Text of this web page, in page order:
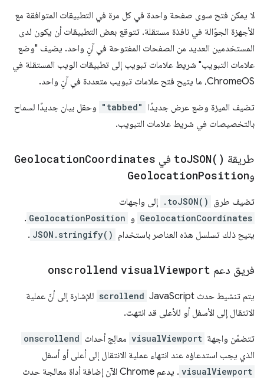
لا يمكن فتح سوى صفحة واحدة في كل مرة في التطبيقات المتوافقة مع
الأجهزة الجوّالة في نافذة مستقلة. تتوقع بعض التطبيقات أن يكون لدى
المستخدمين العديد من الصفحات المفتوحة في آنٍ واحد. يضيف "وضع
علامات التبويب" شريط علامات تبويب إلى تطبيقات الويب المستقلة في
ChromeOS، ما يتيح فتح علامات تبويب متعددة في آنٍ واحد.
تضيف الميزة وضع عرض جديدًا "tabbed" وحقل بيان جديدًا لسماح
بالتخصيصات في شريط علامات التبويب.
طريقة toJSON( ) في GeolocationCoordinates
و GeolocationPosition
تضيف طرق .toJSON() إلى واجهات
GeolocationCoordinates و GeolocationPosition
.
يتيح ذلك تسلسل هذه العناصر باستخدام JSON.stringify()
.
فريق دعم visualViewport
onscrollend
يتم تنشيط حدث JavaScript‏ scrollend للإشارة إلى أنّ عملية
الانتقال إلى الأسفل أو للأعلى قد انتهت.
تتضمّن واجهة visualViewport معالِج أحداث onscrollend
الذي يجب استدعاؤه عند انتهاء عملية الانتقال إلى أعلى أو أسفل
visualViewport
. يدعم Chrome الآن إضافة أداة معالجة حدث